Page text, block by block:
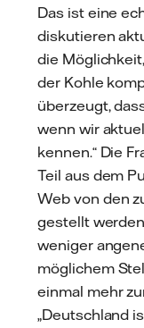
Das ist eine
diskutieren
die
der Kohle
überzeugt,
wenn wir
kennen.“ Die
Teil aus dem
Web von den
gestellt
weniger
möglichem
einmal mehr
„Deutschland